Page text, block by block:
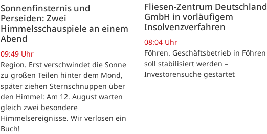
Sonnenfinsternis und
Perseiden: Zwei
Himmelsschauspiele an einem
Abend
09:49 Uhr
Region. Erst verschwindet die Sonne
zu großen Teilen hinter dem Mond,
später ziehen Sternschnuppen über
den Himmel: Am 12. August warten
gleich zwei besondere
Himmelsereignisse. Wir verlosen ein
Buch!
Fliesen-Zentrum Deutschland
GmbH in vorläufigem
Insolvenzverfahren
08:04 Uhr
Föhren. Geschäftsbetrieb in Föhren
soll stabilisiert werden –
Investorensuche gestartet